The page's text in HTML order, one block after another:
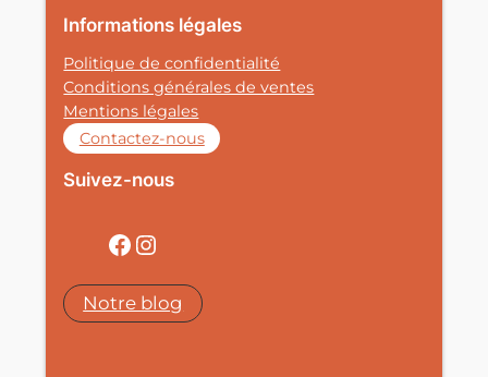
Informations légales
Politique de confidentialité
Conditions générales de ventes
Mentions légales
Contactez-nous
Suivez-nous
Facebook Instagram
Notre blog